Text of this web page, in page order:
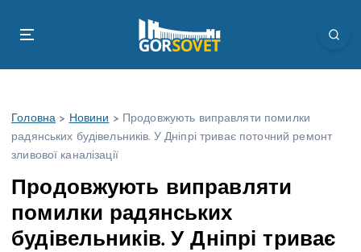
Головна > Новини >
Продовжують виправляти помилки
радянських будівельників. У Дніпрі триває поточний ремонт
зливової каналізації
Продовжують виправляти
помилки радянських
будівельників. У Дніпрі триває